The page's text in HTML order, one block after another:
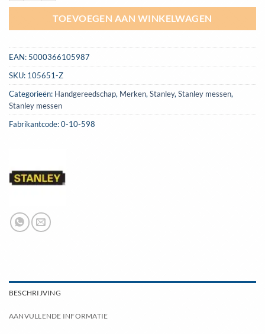
TOEVOEGEN AAN WINKELWAGEN
EAN: 5000366105987
SKU: 105651-Z
Categorieën: Handgereedschap, Merken, Stanley, Stanley messen,
Stanley messen
Fabrikantcode: 0-10-598
BESCHRIJVING
AANVULLENDE INFORMATIE